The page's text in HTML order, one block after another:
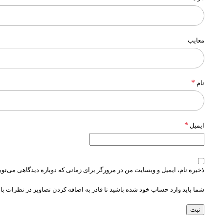
معایب
نام *
ایمیل *
ذخیره نام، ایمیل و وبسایت من در مرورگر برای زمانی که دوباره دیدگاهی
شما باید وارد حساب خود شده باشید تا قادر به اضافه کردن تصاویر در نظرات